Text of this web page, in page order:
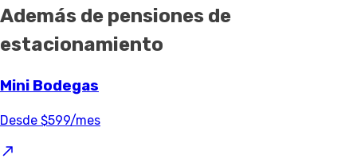
Además de pensiones de
estacionamiento
Mini Bodegas
Desde $599/mes